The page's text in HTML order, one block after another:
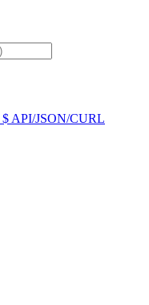
$ API/JSON/CURL